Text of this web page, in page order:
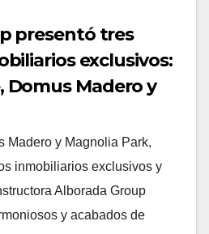
presentó tres
exclusivos:
Domus Madero y
Madero y Magnolia Park,
inmobiliarios exclusivos y
Alborada Group
y acabados de